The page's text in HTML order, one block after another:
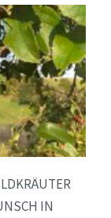
IN